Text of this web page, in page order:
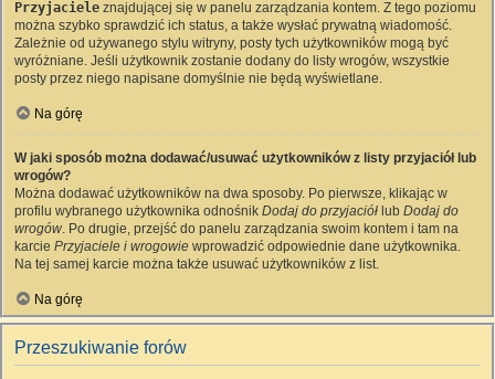
Przyjaciele znajdującej się w panelu zarządzania kontem. Z tego poziomu
można szybko sprawdzić ich status, a także wysłać prywatną wiadomość.
Zależnie od używanego stylu witryny, posty tych użytkowników mogą być
wyróżniane. Jeśli użytkownik zostanie dodany do listy wrogów, wszystkie
posty przez niego napisane domyślnie nie będą wyświetlane.
Na górę
W jaki sposób można dodawać/usuwać użytkowników z listy przyjaciół lub
wrogów?
Można dodawać użytkowników na dwa sposoby. Po pierwsze, klikając w
profilu wybranego użytkownika odnośnik Dodaj do przyjaciół lub Dodaj do
wrogów. Po drugie, przejść do panelu zarządzania swoim kontem i tam na
karcie Przyjaciele i wrogowie wprowadzić odpowiednie dane użytkownika.
Na tej samej karcie można także usuwać użytkowników z list.
Na górę
Przeszukiwanie forów